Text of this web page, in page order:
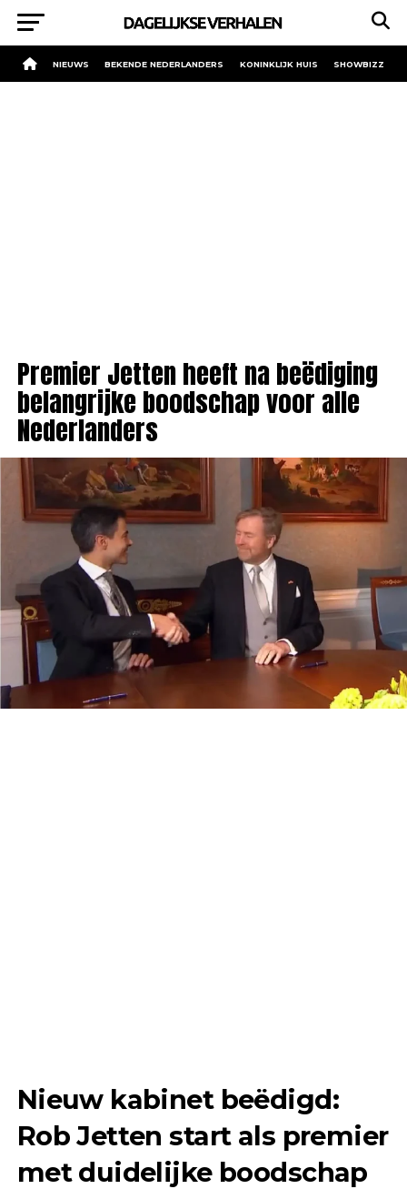
NIEUWS BEKENDE NEDERLANDERS KONINKLIJK HUIS SHOWBIZZ
Premier Jetten heeft na beëdiging
belangrijke boodschap voor alle
Nederlanders
Nieuw kabinet beëdigd:
Rob Jetten start als premier
met duidelijke boodschap